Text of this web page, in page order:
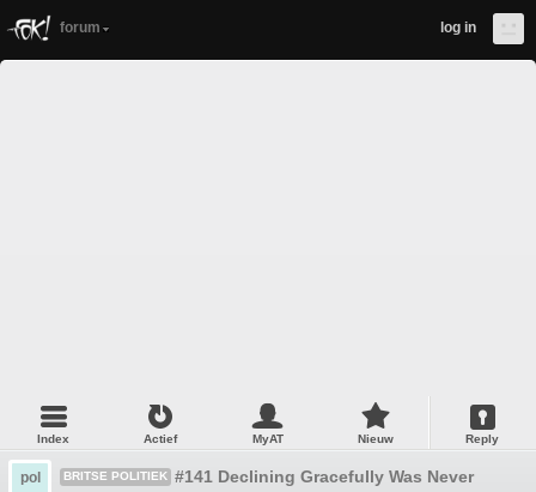
forum log in
Index Actief MyAT Nieuw Reply
pol BRITSE POLITIEK #141 Declining Gracefully Was Never